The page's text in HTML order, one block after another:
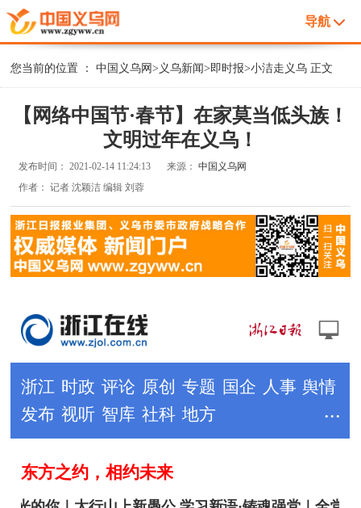
导航
您当前的位置 ：中国义乌网> 义乌新闻>即时报>小洁走义乌 正文
【网络中国节·春节】在家莫当低头族！
文明过年在义乌！
发布时间：2021-02-14 11:24:13 来源：中国义乌网
作者：记者 沈颖洁 编辑 刘蓉